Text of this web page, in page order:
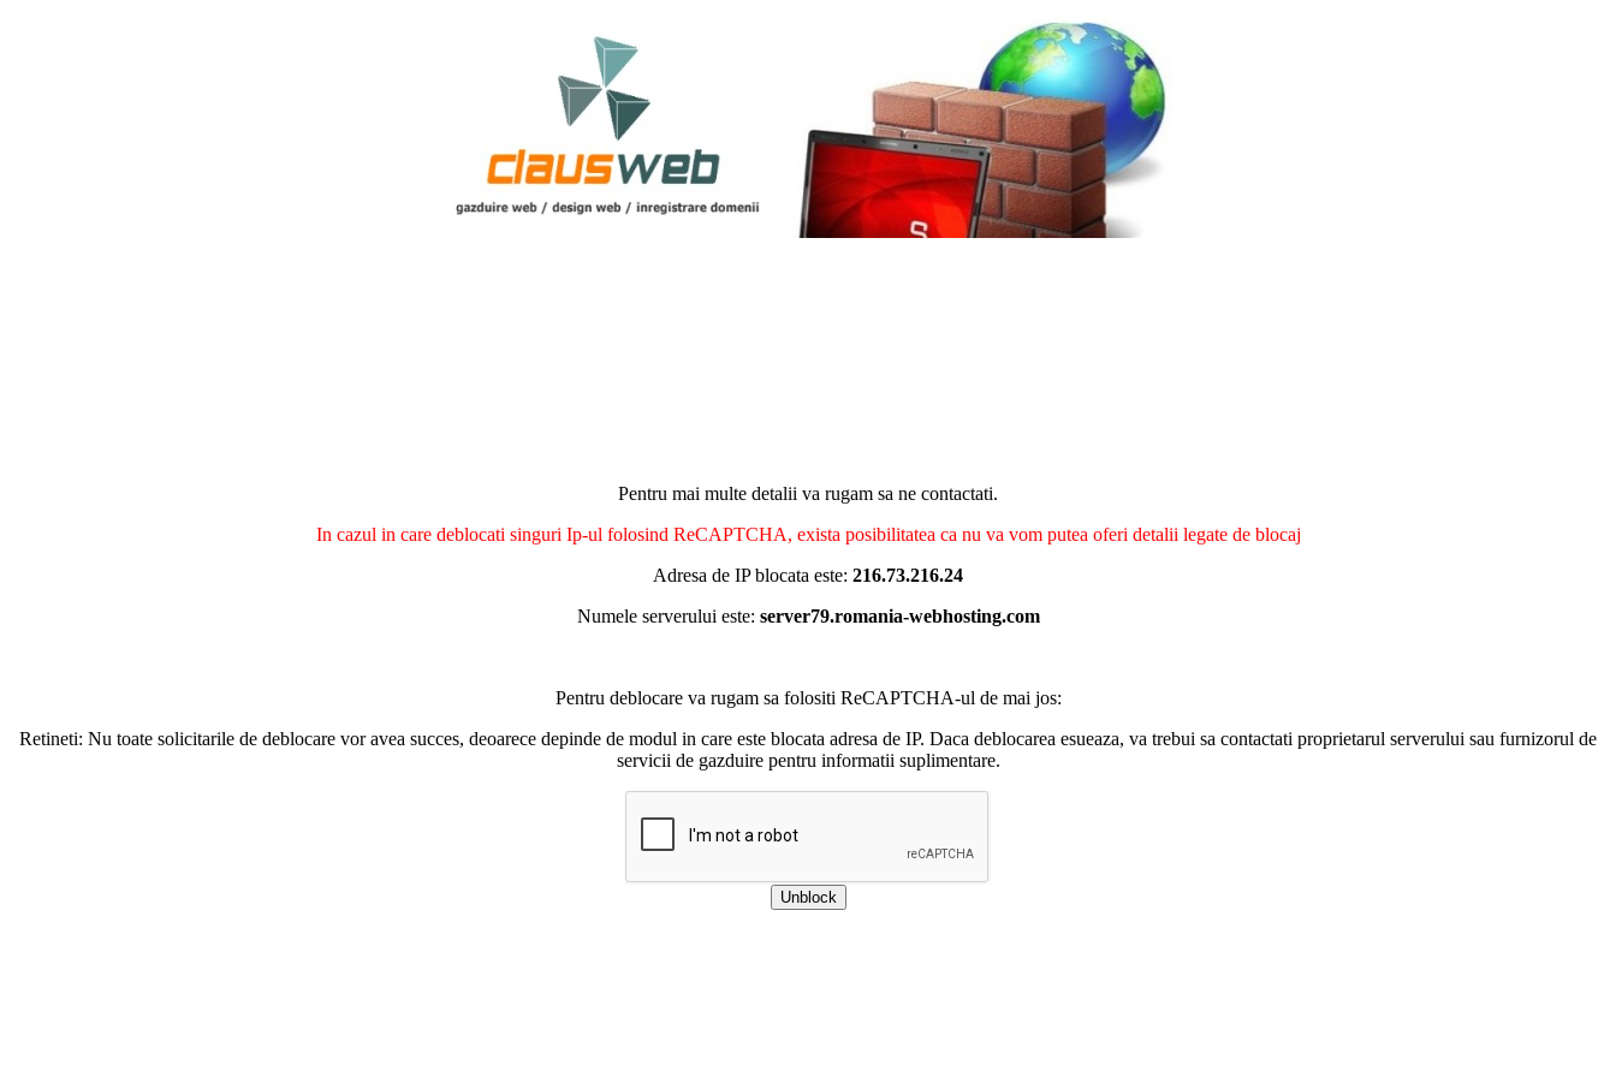
Pentru mai multe detalii va rugam sa ne contactati.
In cazul in care deblocati singuri Ip-ul folosind ReCAPTCHA, exista posibilitatea ca nu va vom putea oferi detalii legate de blocaj
Adresa de IP blocata este: 216.73.216.24
Numele serverului este: server79.romania-webhosting.com
Pentru deblocare va rugam sa folositi ReCAPTCHA-ul de mai jos:
Retineti: Nu toate solicitarile de deblocare vor avea succes, deoarece depinde de modul in care este blocata adresa de IP. Daca deblocarea esueaza, va trebui sa contactati proprietarul serverului sau furnizorul de
servicii de gazduire pentru informatii suplimentare.